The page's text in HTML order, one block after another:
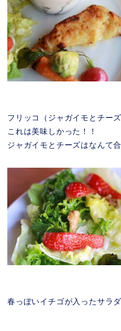
フリッコ（ジャガイモとチー
これは美味しかった！！
ジャガイモとチーズはなんて
春っぽいイチゴが入ったサラ